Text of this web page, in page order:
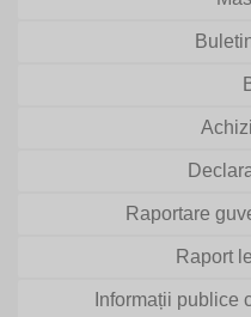
Raportare
Raport
Informații publice